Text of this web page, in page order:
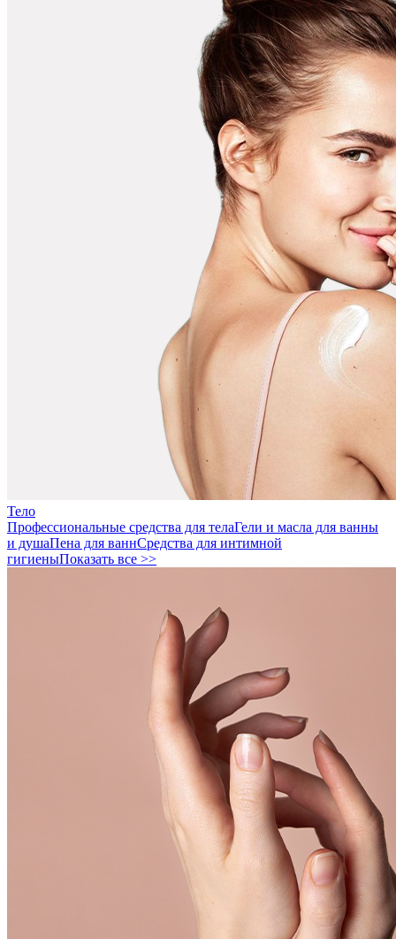
Тело
Профессиональные средства для телаГели и масла для ванны
и душаПена для ваннСредства для интимной
гигиеныПоказать все >>